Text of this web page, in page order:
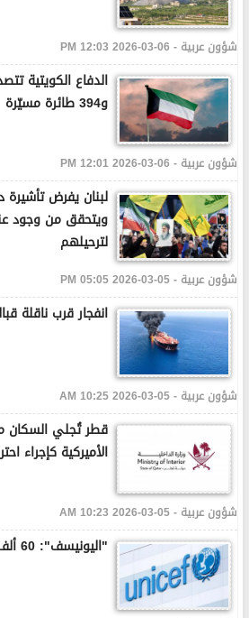
شؤون عربية - 06-03-2026 12:03 PM
و394 طائرة مسيّرة
شؤون عربية - 06-03-2026 12:01 PM
لبنان يفرض تأشيرة
ويتحقق من وجود
لترحيلهم
شؤون عربية - 05-03-2026 05:05 PM
انفجار قرب ناقلة
شؤون عربية - 05-03-2026 10:25 AM
قطر تُجلي السكان
الأميركية كإجراء
شؤون عربية - 05-03-2026 10:23 AM
"اليونيسف": 60 ألف نازح من جنوب لبنان